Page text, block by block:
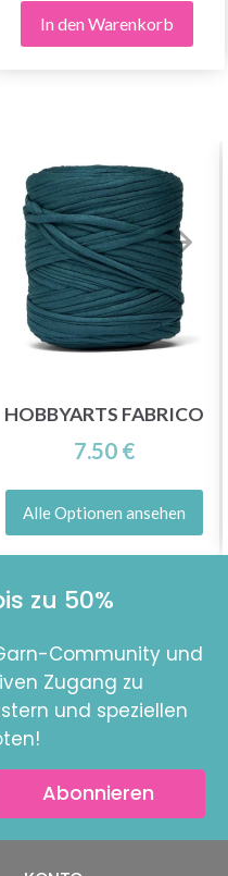
In den Warenkorb
HOBBYARTS FABRICO
7.50 €
Alle Optionen ansehen
zu 50%
Community und
Zugang zu
und speziellen
Abonnieren